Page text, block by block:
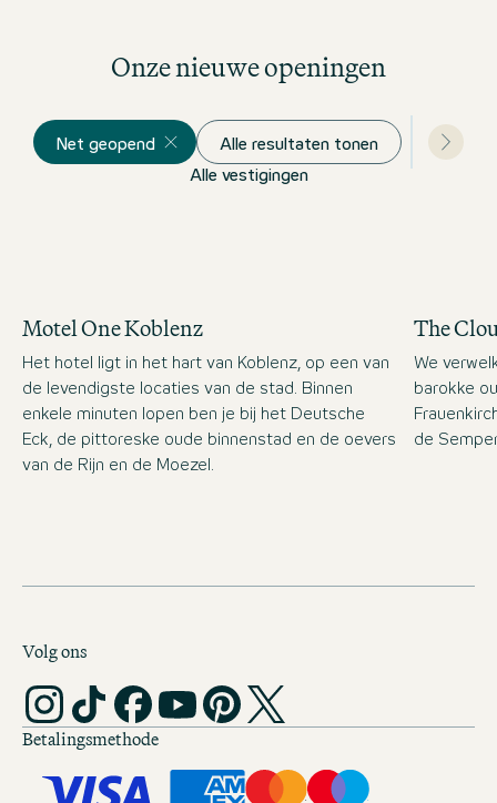
Onze nieuwe openingen
Net geopend Alle resultaten tonen
Alle vestigingen
Motel One Koblenz
Het hotel ligt in het hart van Koblenz, op een van
de levendigste locaties van de stad. Binnen
enkele minuten lopen ben je bij het Deutsche
Eck, de pittoreske oude binnenstad en de oevers
van de Rijn en de Moezel.
The
We
barokke
de
Volg ons
Betalingsmethode